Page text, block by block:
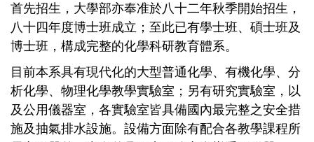
首先招生，大學部亦奉准於八十二年秋季開始招生，
八十四年度博士班成立；至此已有學士班、碩士班及
博士班，構成完整的化學科研教育體系。
目前本系具有現代化的大型普通化學、有機化學、分
析化學、物理化學教學實驗室；另有研究實驗室，以
及公用儀器室，各實驗室皆具備國內最完整之安全措
施及抽氣排水設施。設備方面除有配合各教學課程所